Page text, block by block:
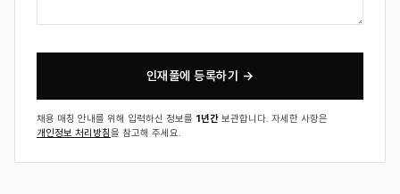
인재풀에 등록하기 →
채용 매칭 안내를 위해 입력하신 정보를 1년간 보관합니다. 자세한 사항은
개인정보 처리방침을 참고해 주세요.